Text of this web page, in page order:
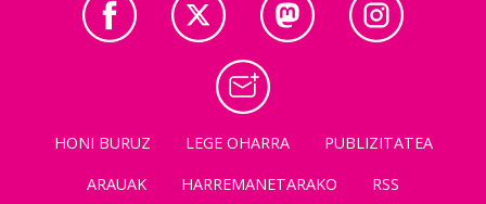
HONI BURUZ LEGE OHARRA
PUBLIZITATEA
ARAUAK
HARREMANETARAKO RSS